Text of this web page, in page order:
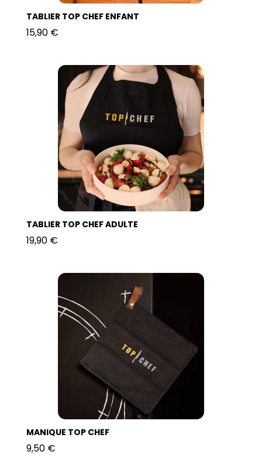
TABLIER TOP CHEF ENFANT
15,90 €
TABLIER TOP CHEF ADULTE
19,90 €
MANIQUE TOP CHEF
9,50 €